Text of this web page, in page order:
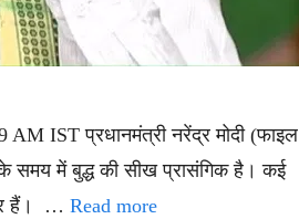
IST प्रधानमंत्री नरेंद्र मोदी (फाइल
में बुद्ध की सीख प्रासंगिक है। कई
हैं। … Read more